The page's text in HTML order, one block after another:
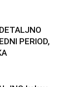
PERIOD,